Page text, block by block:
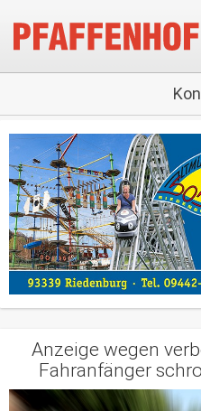
Anzeige wegen
Fahranfänger